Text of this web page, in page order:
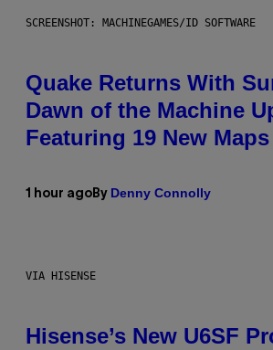
SCREENSHOT: MACHINEGAMES/ID SOFTWARE
Quake Returns With
Dawn of the Machine
Featuring 19 New Maps
1 hour ago By Denny Connolly
VIA HISENSE
Hisense’s New U6SF